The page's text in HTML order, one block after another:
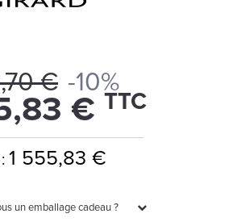
€ -10%
€ TTC
1 555,83 €
un emballage cadeau ?